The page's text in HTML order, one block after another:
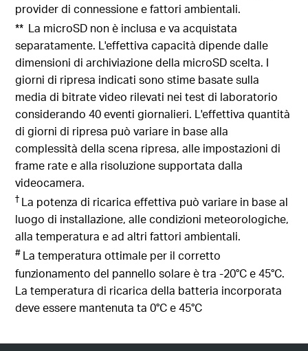
provider di connessione e fattori ambientali.
** La microSD non è inclusa e va acquistata
separatamente. L'effettiva capacità dipende dalle
dimensioni di archiviazione della microSD scelta. I
giorni di ripresa indicati sono stime basate sulla
media di bitrate video rilevati nei test di laboratorio
considerando 40 eventi giornalieri. L'effettiva quantità
di giorni di ripresa può variare in base alla
complessità della scena ripresa, alle impostazioni di
frame rate e alla risoluzione supportata dalla
videocamera.
† La potenza di ricarica effettiva può variare in base al
luogo di installazione, alle condizioni meteorologiche,
alla temperatura e ad altri fattori ambientali.
# La temperatura ottimale per il corretto
funzionamento del pannello solare è tra -20°C e 45°C.
La temperatura di ricarica della batteria incorporata
deve essere mantenuta ta 0°C e 45°C